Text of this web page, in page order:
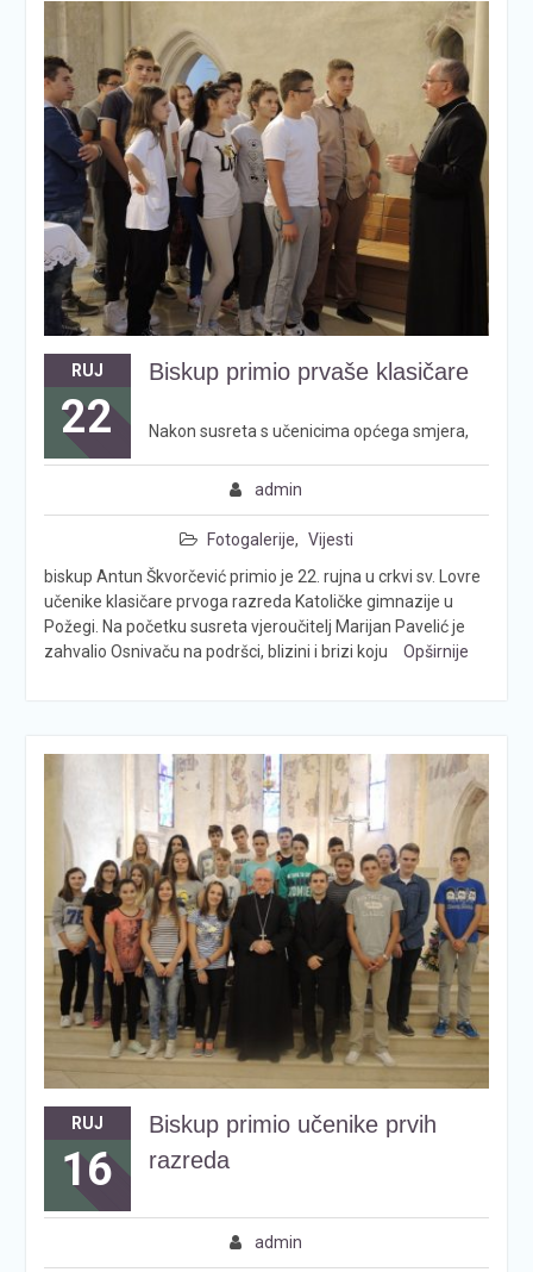
RUJ
22
Biskup primio prvaše klasičare
admin
Fotogalerije, Vijesti
Nakon susreta s učenicima općega smjera,
biskup Antun Škvorčević primio je 22. rujna u crkvi sv. Lovre
učenike klasičare prvoga razreda Katoličke gimnazije u
Požegi. Na početku susreta vjeroučitelj Marijan Pavelić je
zahvalio Osnivaču na podršci, blizini i brizi koju
Opširnije
RUJ
16
Biskup primio učenike prvih
razreda
admin